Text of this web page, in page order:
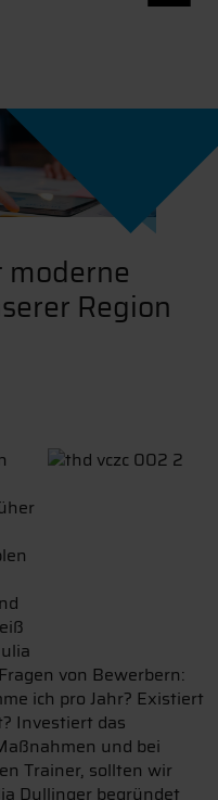
Region
von Bewerbern:
ich pro Jahr? Existiert
Investiert das
und bei
Trainer, sollten wir
Dullinger begründet